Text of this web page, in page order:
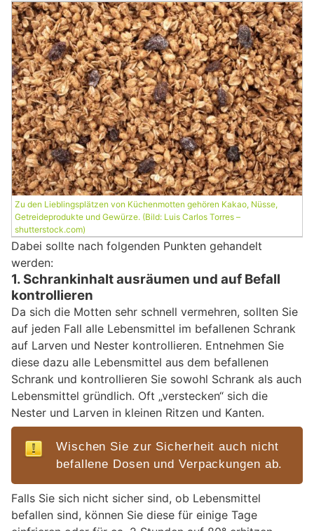
Zu den Lieblingsplätzen von Küchenmotten gehören Kakao, Nüsse,
Getreideprodukte und Gewürze. (Bild: Luis Carlos Torres –
shutterstock.com)
Dabei sollte nach folgenden Punkten gehandelt
werden:
1. Schrankinhalt ausräumen und auf Befall
kontrollieren
Da sich die Motten sehr schnell vermehren, sollten Sie
auf jeden Fall alle Lebensmittel im befallenen Schrank
auf Larven und Nester kontrollieren. Entnehmen Sie
diese dazu alle Lebensmittel aus dem befallenen
Schrank und kontrollieren Sie sowohl Schrank als auch
Lebensmittel gründlich. Oft „verstecken“ sich die
Nester und Larven in kleinen Ritzen und Kanten.
Wischen Sie zur Sicherheit auch nicht
befallene Dosen und Verpackungen ab.
Falls Sie sich nicht sicher sind, ob Lebensmittel
befallen sind, können Sie diese für einige Tage